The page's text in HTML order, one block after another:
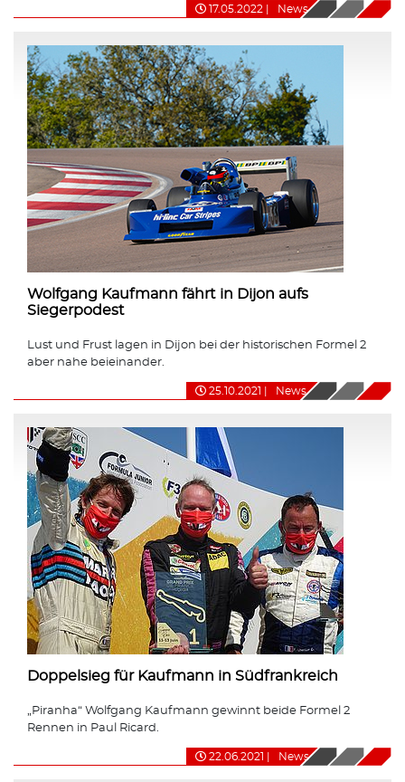
17.05.2022 News
Wolfgang Kaufmann fährt in Dijon aufs
Siegerpodest
Lust und Frust lagen in Dijon bei der historischen Formel 2
aber nahe beieinander.
25.10.2021 News
Doppelsieg für Kaufmann in Südfrankreich
„Piranha“ Wolfgang Kaufmann gewinnt beide Formel 2
Rennen in Paul Ricard.
22.06.2021 News